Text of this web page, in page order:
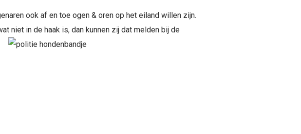
ook af en toe ogen & oren op het eiland willen zijn.
niet in de haak is, dan kunnen zij dat melden bij de